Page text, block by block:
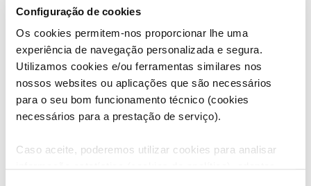
Configuração de cookies
Os cookies permitem-nos proporcionar lhe uma
experiência de navegação personalizada e segura.
Utilizamos cookies e/ou ferramentas similares nos
nossos websites ou aplicações que são necessários
para o seu bom funcionamento técnico (cookies
necessários para a prestação de serviço).
Caso aceite, poderemos utilizar cookies para analisar